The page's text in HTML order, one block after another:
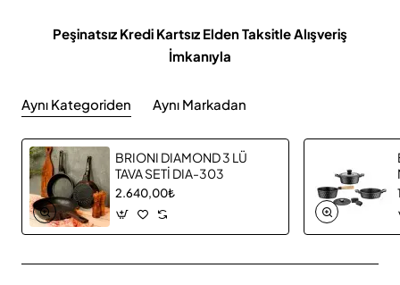
Peşinatsız Kredi Kartsız Elden Taksitle Alışveriş
İmkanıyla
Aynı Kategoriden Aynı Markadan
BRIONI DIAMOND 3 LÜ
TAVA SETİ DIA-303
2.640,00₺